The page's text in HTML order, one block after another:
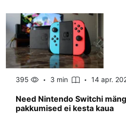
395 3 min 14 apr.
Need Nintendo Switchi
pakkumised ei kesta kaua